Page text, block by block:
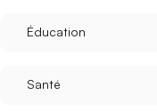
Éducation
Santé